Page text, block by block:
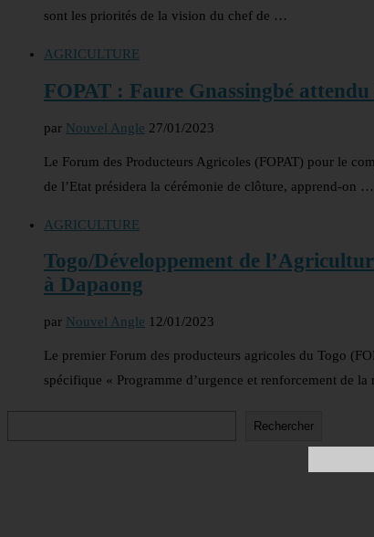
sont les priorités de la vision du chef de …
AGRICULTURE
FOPAT : Faure Gnassingbé attendu
par Nouvel Angle 27/01/2023
Le Forum des Producteurs Agricoles (FOPAT) pour le
de l’Etat présidera la cérémonie de clôture, apprend-on …
AGRICULTURE
Togo/Développement de
à Dapaong
par Nouvel Angle 12/01/2023
Le premier Forum des producteurs agricoles du Togo
spécifique « Programme d’urgence et renforcement de
Rechercher